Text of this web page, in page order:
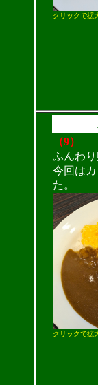
クリックで拡
（9）
ふんわり
今回は
た。
クリックで拡